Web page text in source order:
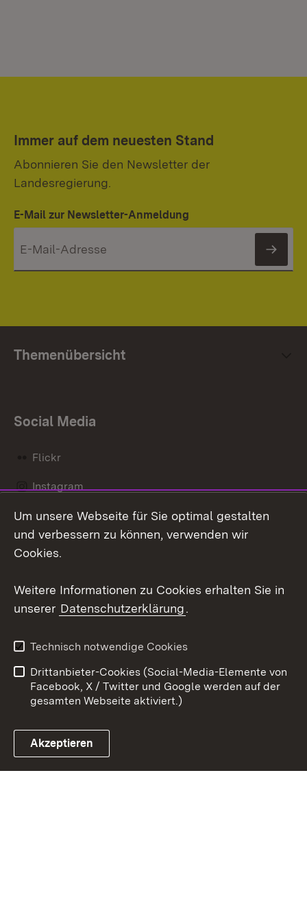
Immer auf dem neuesten Stand
Abonnieren Sie den Newsletter der
Landesregierung.
E-Mail zur Newsletter-Anmeldung
Themenübersicht
Social Media
Flickr
Instagram
Social Wall
Link zum Landesportal
Barrierefreiheit
Benutzungshinweise
Impressum
Cookies
Um unsere Webseite für Sie optimal gestalten
und verbessern zu können, verwenden wir
Cookies.
Weitere Informationen zu Cookies erhalten Sie in
unserer Datenschutzerklärung.
Technisch notwendige Cookies
Drittanbieter-Cookies (Social-Media-Elemente von
Facebook, X / Twitter und Google werden auf der
gesamten Webseite aktiviert.)
Akzeptieren